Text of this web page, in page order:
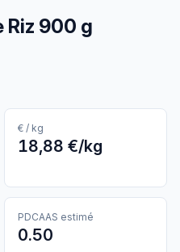
Riz 900 g
€ / kg
18,88 €/kg
PDCAAS estimé
0.50